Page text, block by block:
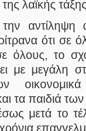
της λαϊκής
αντίληψη
ότι σε
όλους, το
με μεγάλη
τα παιδιά
μετά το